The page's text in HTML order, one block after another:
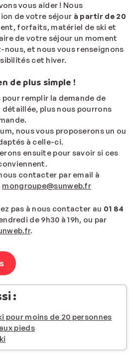
vous aider ! Nous
de votre séjour à partir de 20
forfaits, matériel de ski et
de votre séjour un moment
nous, et nous vous renseignons
cet hiver.
de plus simple !
remplir la demande de
détaillée, plus nous pourrons
nous vous proposerons un ou
à celle-ci.
ensuite pour savoir si ces
contacter par email à
mongroupe@sunweb.fr
pas à nous contacter au 01 84
de 9h30 à 19h, ou par
.
:
pour moins de 20 personnes
pieds